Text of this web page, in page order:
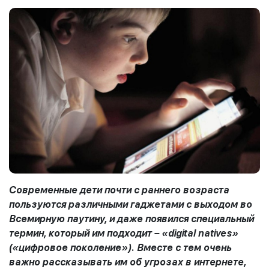
Современные дети почти с раннего возраста
пользуются различными гаджетами с выходом во
Всемирную паутину, и даже появился специальный
термин, который им подходит – «digital natives»
(«цифровое поколение»). Вместе с тем очень
важно рассказывать им об угрозах в интернете,